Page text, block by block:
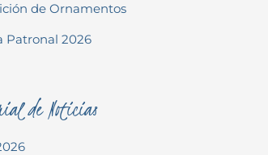
de Ornamentos
Patronal 2026
de Noticias